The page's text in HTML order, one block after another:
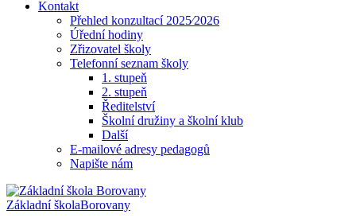
Kontakt
Přehled konzultací 2025⁄2026
Úřední hodiny
Zřizovatel školy
Telefonní seznam školy
1. stupeň
2. stupeň
Ředitelství
Školní družiny a školní klub
Další
E-mailové adresy pedagogů
Napište nám
Základní školaBorovany